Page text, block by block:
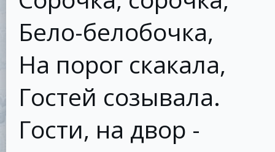
Бело-белобочка,
На порог скакала,
Гостей созывала.
Гости, на двор -